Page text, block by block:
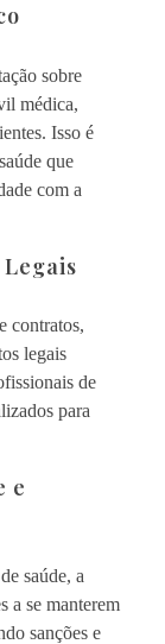
sobre
médica,
Isso é
que
com a
contratos,
legais
de
para
e
saúde, a
a se manterem
sanções e